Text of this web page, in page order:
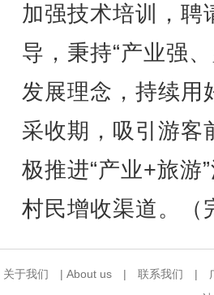
加强技术培训，聘
导，秉持“产业强
发展理念，持续用
采收期，吸引游客
极推进“产业+旅游
村民增收渠道。（
关于我们 | About us | 联系我们 |